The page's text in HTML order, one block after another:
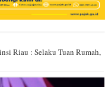
Riau : Selaku Tuan Rumah,